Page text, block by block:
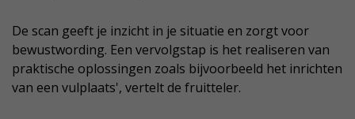
De scan geeft je inzicht in je situatie en zorgt voor
bewustwording. Een vervolgstap is het realiseren van
praktische oplossingen zoals bijvoorbeeld het inrichten
van een vulplaats', vertelt de fruitteler.